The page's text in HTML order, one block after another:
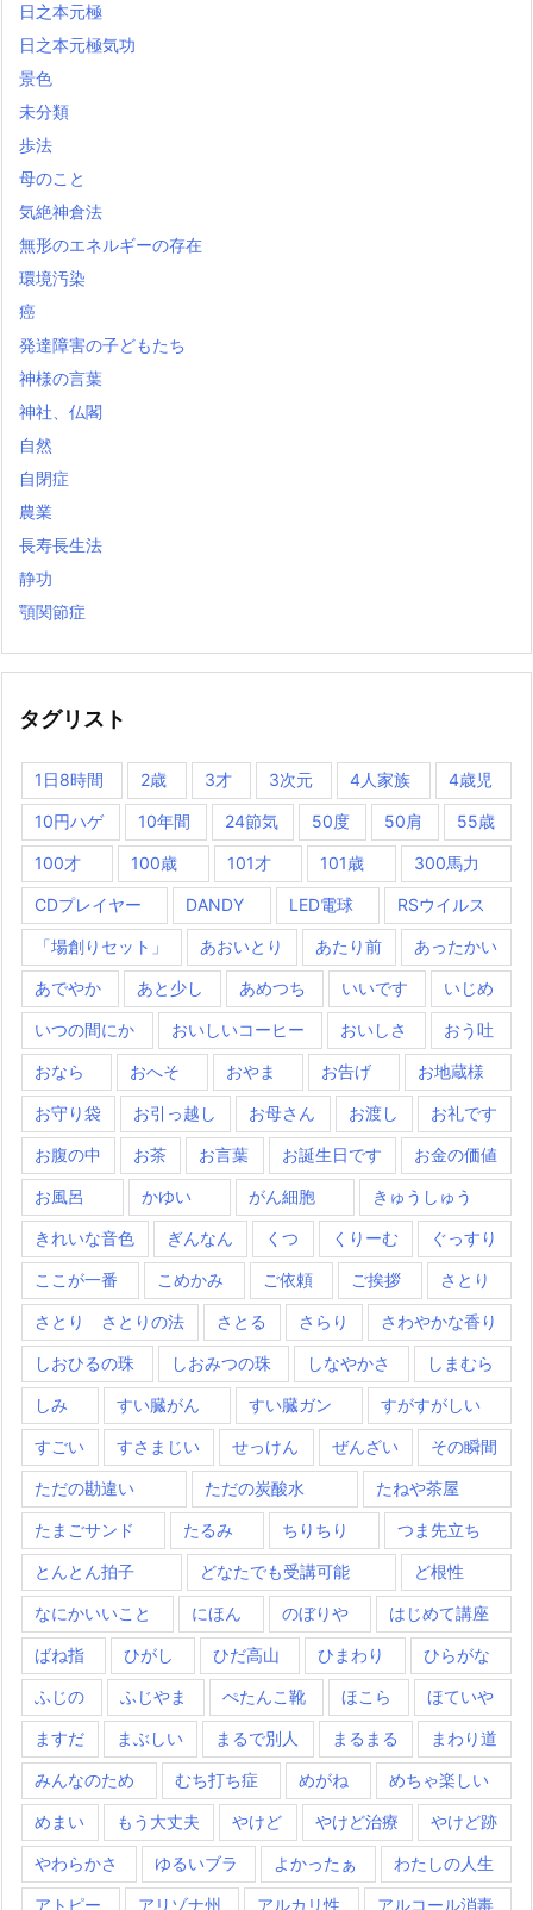
日之本元極
日之本元極気功
景色
未分類
歩法
母のこと
気絶神倉法
無形のエネルギーの存在
環境汚染
癌
発達障害の子どもたち
神様の言葉
神社、仏閣
自然
自閉症
農業
長寿長生法
静功
顎関節症
タグリスト
1日8時間 2歳 3才 3次元 4人家族 4歳児
10円ハゲ 10年間 24節気 50度 50肩 55歳
100才 100歳 101才 101歳 300馬力
CDプレイヤー DANDY LED電球 RSウイルス
「場創りセット」 あおいとり あたり前 あったかい
あでやか あと少し あめつち いいです いじめ
いつの間にか おいしいコーヒー おいしさ おう吐
おなら おへそ おやま お告げ お地蔵様
お守り袋 お引っ越し お母さん お渡し お礼です
お腹の中 お茶 お言葉 お誕生日です お金の価値
お風呂 かゆい がん細胞 きゅうしゅう
きれいな音色 ぎんなん くつ くりーむ ぐっすり
ここが一番 こめかみ ご依頼 ご挨拶 さとり
さとり さとりの法 さとる さらり さわやかな香り
しおひるの珠 しおみつの珠 しなやかさ しまむら
しみ すい臓がん すい臓ガン すがすがしい
すごい すさまじい せっけん ぜんざい その瞬間
ただの勘違い ただの炭酸水 たねや茶屋
たまごサンド たるみ ちりちり つま先立ち
とんとん拍子 どなたでも受講可能 ど根性
なにかいいこと にほん のぼりや はじめて講座
ばね指 ひがし ひだ高山 ひまわり ひらがな
ふじの ふじやま ぺたんこ靴 ほこら ほていや
ますだ まぶしい まるで別人 まるまる まわり道
みんなのため むち打ち症 めがね めちゃ楽しい
めまい もう大丈夫 やけど やけど治療 やけど跡
やわらかさ ゆるいブラ よかったぁ わたしの人生
アトピー アリゾナ州 アルカリ性 アルコール消毒